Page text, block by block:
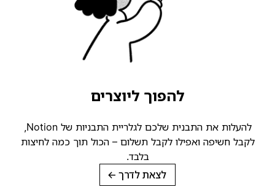
להפוך ליוצרים
להעלות את התבנית שלכם לגלריית התבניות של Notion,
לקבל חשיפה ואפילו לקבל תשלום – הכול תוך כמה לחיצות
בלבד.
לצאת לדרך→